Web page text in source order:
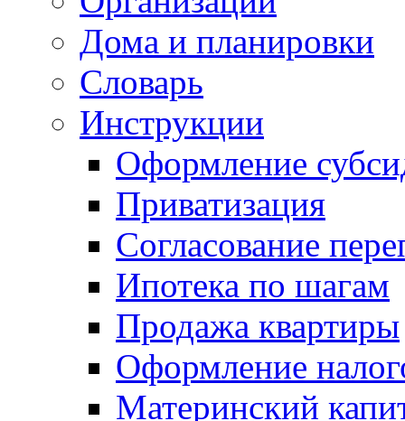
Дома и планировки
Словарь
Инструкции
Оформление
Приватизация
Согласование
Ипотека по шагам
Продажа квартиры
Оформление
Материнский